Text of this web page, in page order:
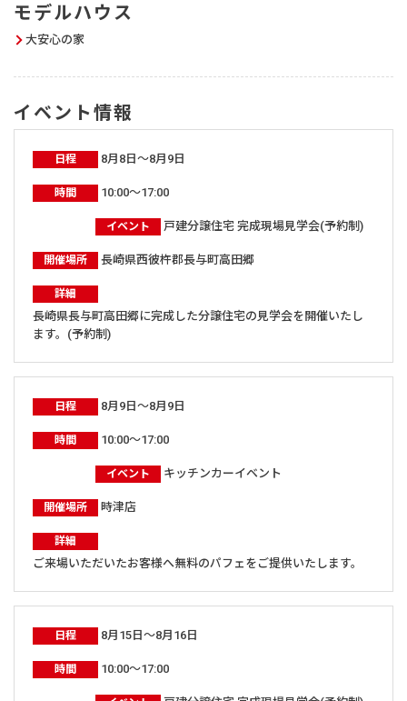
モデルハウス
大安心の家
イベント情報
日程 8月8日～8月9日
時間 10:00～17:00
イベント 戸建分譲住宅 完成現場見学会(予約制)
開催場所 長崎県西彼杵郡長与町高田郷
詳細
長崎県長与町高田郷に完成した分譲住宅の見学会を開催いたし
ます。(予約制)
日程 8月9日～8月9日
時間 10:00～17:00
イベント キッチンカーイベント
開催場所 時津店
詳細
ご来場いただいたお客様へ無料のパフェをご提供いたします。
日程 8月15日～8月16日
時間 10:00～17:00